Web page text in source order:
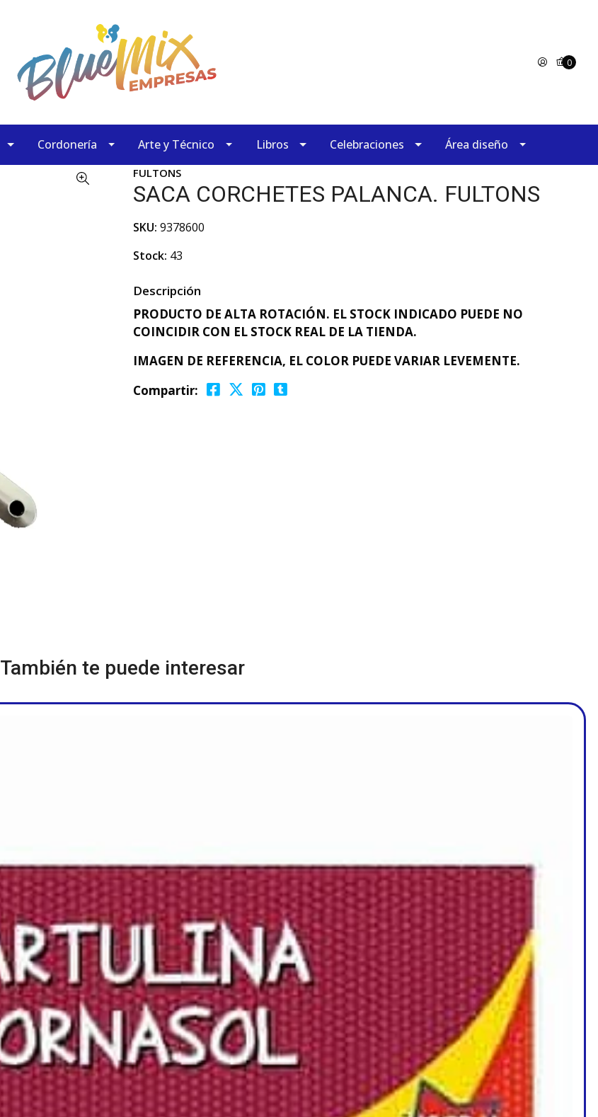
0
Cordonería Arte y Técnico Libros Celebraciones Área diseño
FULTONS
SACA CORCHETES PALANCA. FULTONS
SKU: 9378600
Stock: 43
Descripción
PRODUCTO DE ALTA ROTACIÓN. EL STOCK INDICADO PUEDE NO
COINCIDIR CON EL STOCK REAL DE LA TIENDA.
IMAGEN DE REFERENCIA, EL COLOR PUEDE VARIAR LEVEMENTE.
Compartir:
También te puede interesar